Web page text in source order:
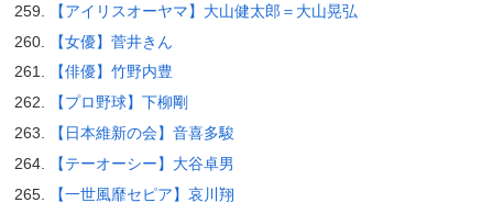
【アイリスオーヤマ】大山健太郎＝大山晃弘
【女優】菅井きん
【俳優】竹野内豊
【プロ野球】下柳剛
【日本維新の会】音喜多駿
【テーオーシー】大谷卓男
【一世風靡セピア】哀川翔